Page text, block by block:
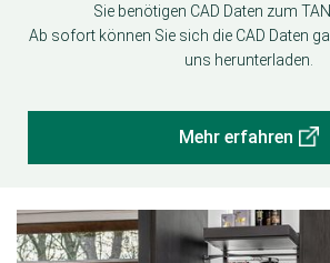
Sie benötigen CAD Daten zum
Ab sofort können Sie sich die CAD Daten
uns herunterladen.
Mehr erfahren